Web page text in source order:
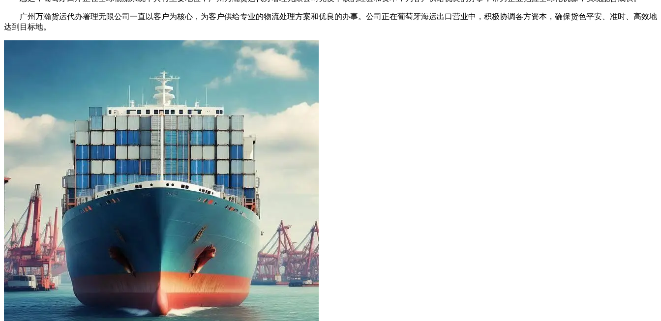
广州万瀚货运代办署理无限公司一直以客户为核心，为客户供给专业的物流处理方案和优良的办事。公司正在葡萄牙海运出口营业中，积极协调各方资本，确保货色平安、准时、高效地
达到目标地。